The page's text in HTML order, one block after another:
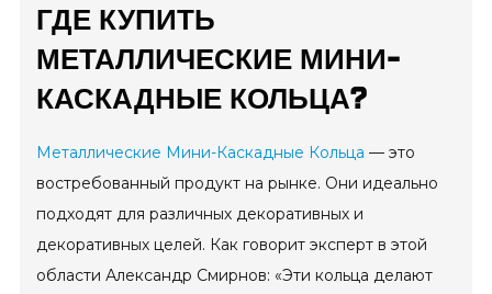
ГДЕ КУПИТЬ
МЕТАЛЛИЧЕСКИЕ МИНИ-
КАСКАДНЫЕ КОЛЬЦА?
Металлические Мини-Каскадные Кольца — это
востребованный продукт на рынке. Они идеально
подходят для различных декоративных и
декоративных целей. Как говорит эксперт в этой
области Александр Смирнов: «Эти кольца делают